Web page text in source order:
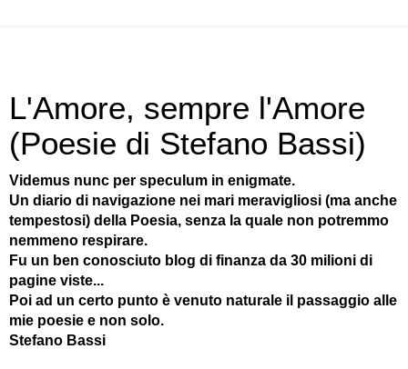
L'Amore, sempre l'Amore
(Poesie di Stefano Bassi)
Videmus nunc per speculum in enigmate.
Un diario di navigazione nei mari meravigliosi (ma anche
tempestosi) della Poesia, senza la quale non potremmo
nemmeno respirare.
Fu un ben conosciuto blog di finanza da 30 milioni di
pagine viste...
Poi ad un certo punto è venuto naturale il passaggio alle
mie poesie e non solo.
Stefano Bassi